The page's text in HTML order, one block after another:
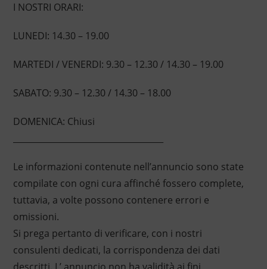
I NOSTRI ORARI:
LUNEDI: 14.30 – 19.00
MARTEDI / VENERDI: 9.30 – 12.30 / 14.30 – 19.00
SABATO: 9.30 – 12.30 / 14.30 – 18.00
DOMENICA: Chiusi
Le informazioni contenute nell’annuncio sono state
compilate con ogni cura affinché fossero complete,
tuttavia, a volte possono contenere errori e
omissioni.
Si prega pertanto di verificare, con i nostri
consulenti dedicati, la corrispondenza dei dati